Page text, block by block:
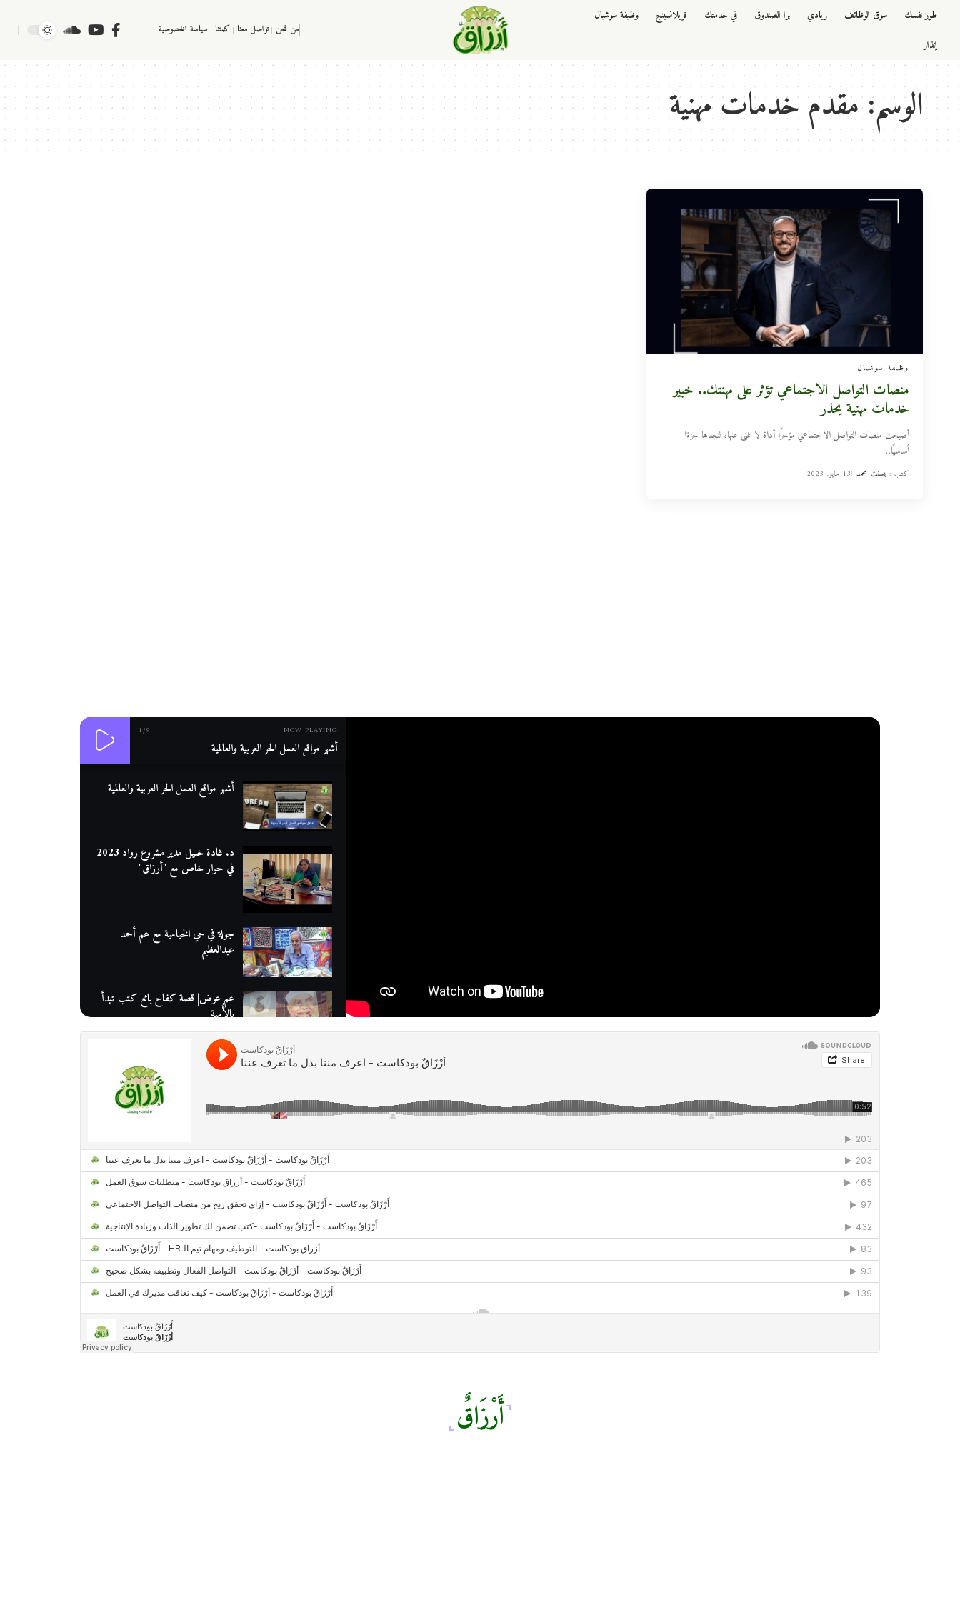
طور نفسك سوق الوظائف ريادي برا الصندوق في خدمتك فريلانسينج
وظيفة سوشيال
إنذار
من نحن تواصل معنا كلمتنا سياسة الخصوصية
الوسم:مقدم خدمات مهنية
وظيفة سوشيال
منصات التواصل الاجتماعي تؤثر على مهنتك.. خبير
خدمات مهنية يحذر
أصبحت منصات التواصل الاجتماعي مؤخرًا أداة لا غنى عنها، لنجدها جزءًا
أساسيًا…
كتب : بسنت محمد 13 مايو, 2023
NOW PLAYING
1/9
أشهر مواقع العمل الحر العربية والعالمية
أشهر مواقع العمل الحر العربية والعالمية
د. غادة خليل مدير مشروع رواد 2023
في حوار خاص مع "أرزاق"
جولة في حي الخيامية مع عم أحمد
عبدالعظيم
عم عوض| قصة كفاح بائع كتب تبدأ
بالأُمية
أقدم مطحن بن في مصر| يكشف لنا
ذاتك
حصاد 2022 لمشروع "رواد 2030″
كل ما تريد معرفته عن مشروع "رواد
2030″
مركز جروان للثقافة والفنون | نموذج المركز
أَرْزَاقٌ